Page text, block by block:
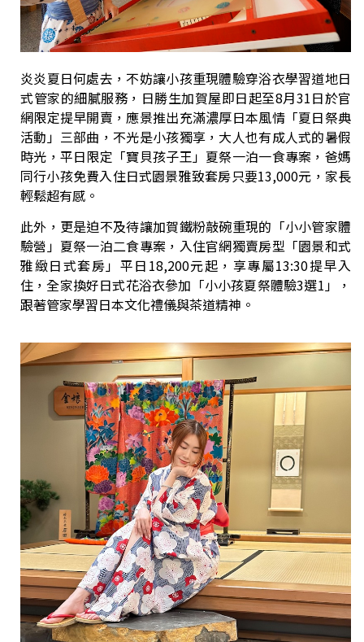
炎炎夏日何處去，不妨讓小孩重現體驗穿浴衣學習道地日
式管家的細膩服務，日勝生加賀屋即日起至8月31日於官
網限定提早開賣，應景推出充滿濃厚日本風情「夏日祭典
活動」三部曲，不光是小孩獨享，大人也有成人式的暑假
時光，平日限定「寶貝孩子王」夏祭一泊一食專案，爸媽
同行小孩免費入住日式園景雅致套房只要13,000元，家長
輕鬆超有感。
此外，更是迫不及待讓加賀鐵粉敲碗重現的「小小管家體
驗營」夏祭一泊二食專案，入住官網獨賣房型「園景和式
雅緻日式套房」平日18,200元起，享專屬13:30提早入
住，全家換好日式花浴衣參加「小小孩夏祭體驗3選1」，
跟著管家學習日本文化禮儀與茶道精神。